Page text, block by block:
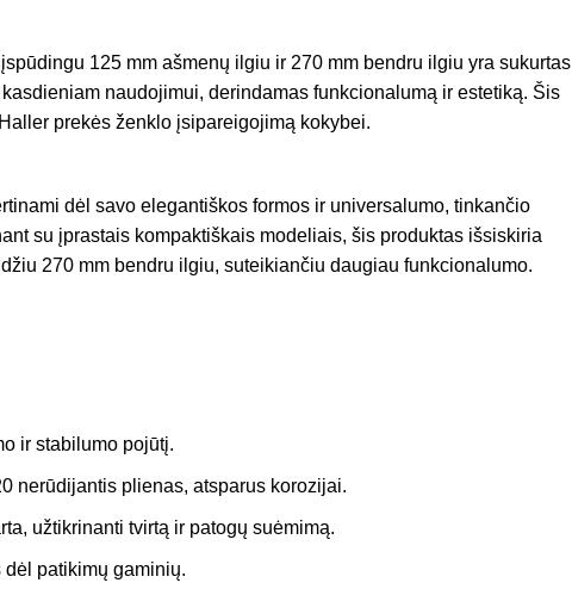
125 mm ašmenų ilgiu ir 270 mm bendru ilgiu yra sukurtas
naudojimui, derindamas funkcionalumą ir estetiką. Šis
prekės ženklo įsipareigojimą kokybei.
dėl savo elegantiškos formos ir universalumo, tinkančio
su įprastais kompaktiškais modeliais, šis produktas išsiskiria
270 mm bendru ilgiu, suteikiančiu daugiau funkcionalumo.
ir stabilumo pojūtį.
nerūdijantis plienas, atsparus korozijai.
užtikrinanti tvirtą ir patogų suėmimą.
dėl patikimų gaminių.